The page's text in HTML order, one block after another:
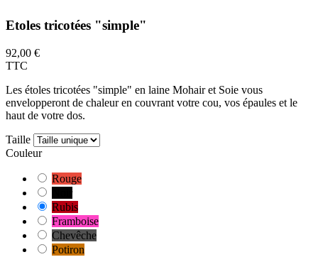
Etoles tricotées "simple"
92,00 €
TTC
Les étoles tricotées "simple" en laine Mohair et Soie vous
envelopperont de chaleur en couvrant votre cou, vos épaules et le
haut de votre dos.
Taille
Couleur
Rouge
Rubis
Framboise
Chevêche
Potiron